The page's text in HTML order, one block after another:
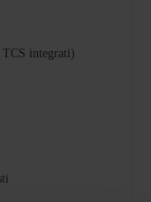
integrati)